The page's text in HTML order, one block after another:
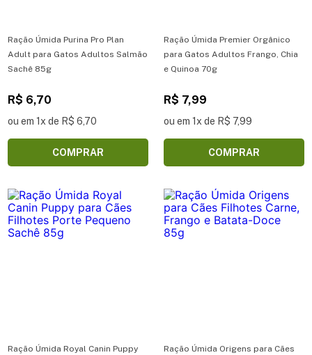
Ração Úmida Purina Pro Plan
Adult para Gatos Adultos Salmão
Sachê 85g
R$ 6,70
ou em 1x de R$ 6,70
COMPRAR
Ração Úmida Premier Orgânico
para Gatos Adultos Frango, Chia
e Quinoa 70g
R$ 7,99
ou em 1x de R$ 7,99
COMPRAR
Ração Úmida Royal Canin Puppy
Ração Úmida Origens para Cães